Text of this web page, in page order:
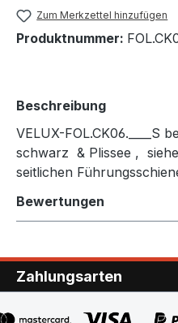
Zum Merkzettel hinzufügen
Produktnummer:
Beschreibung
VELUX-FOL.CK06.____S
schwarz & Plissee ,
seitlichen
Bewertungen
Zahlungsarten